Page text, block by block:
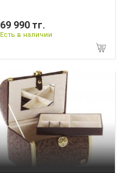
69 990 тг.
Есть в наличии